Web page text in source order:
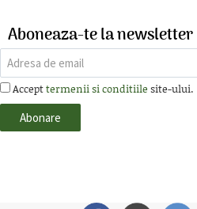
Aboneaza-te la newsletter
Accepttermenii si conditiile site-ului.